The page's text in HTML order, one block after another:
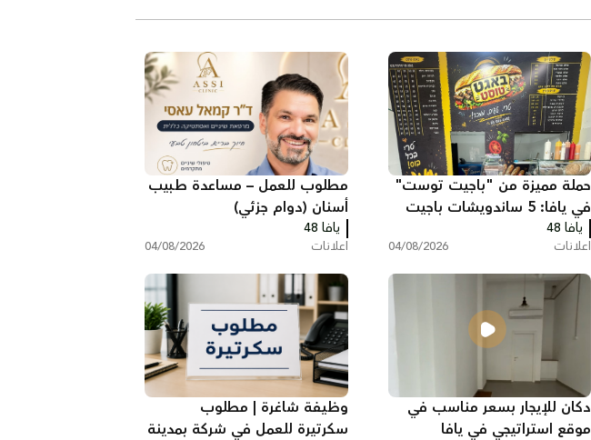
حملة مميزة من "باجيت توست"
في يافا: 5 ساندويشات باجيت
مع شيبس وكولا بـ200 شيكل
يافا 48
اعلانات 04/08/2026
مطلوب للعمل – مساعدة طبيب
أسنان (دوام جزئي)
يافا 48
اعلانات 04/08/2026
دكان للإيجار بسعر مناسب في
موقع استراتيجي في يافا
وظيفة شاغرة | مطلوب
سكرتيرة للعمل في شركة بمدينة